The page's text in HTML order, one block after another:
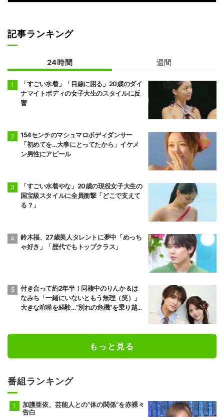
記事ランキング
24時間 週間
「すごい水着」「目線に困る」20歳のダイ
ナマイトボディの女子大生のスタイルに反
響
154センチのマシュマロボディダンサー
「初めてを…大事にとってたから」イケメ
ン男性にアピール
「すごい水着やな」20歳の現役女子大生の
国宝級スタイルに全員衝撃「どこで支えて
る？」
鈴木福、27歳美人タレントに夢中「めっち
ゃ好き」「歴代でもトップクラス」
付き合って約2年半！同棲中のりんか＆は
なみち「一緒にいないともう無理（笑）」
大きな喧嘩を経験…“別れの危機”を乗り越え
もっと見る
番組ランキング
加護亜依、芸能人との“体の関係”を赤裸々
告白